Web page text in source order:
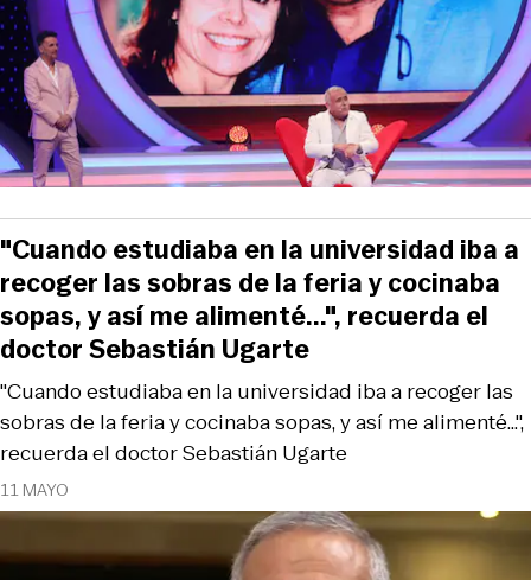
11 MAYO
"Cuando estudiaba en la universidad iba a recoger las
sobras de la feria y cocinaba sopas, y así me alimenté...",
recuerda el doctor Sebastián Ugarte
"Cuando estudiaba en la universidad iba a
recoger las sobras de la feria y cocinaba
sopas, y así me alimenté...", recuerda el
doctor Sebastián Ugarte